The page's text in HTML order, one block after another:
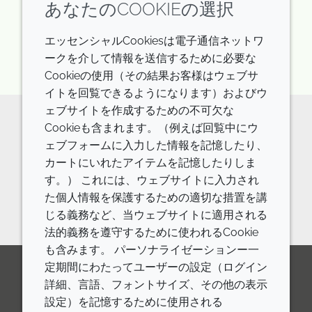
ログイン/登録
原料の詳細やご相談などはお気軽に
お問い合わせください。
お問い合わせフォーム
LinkedInYoutubeLine
あなたのCOOKIEの選択
エッセンシャルCookiesは電子通信ネットワ
ークを介して情報を送信するために必要な
Cookieの使用（その結果お客様はウェブサ
イトを回覧できるようになります）およびウ
ェブサイトを作成するための不可欠な
Cookieも含まれます。（例えば回覧中にウ
ェブフォームに入力した情報を記憶したり、
カートにいれたアイテムを記憶したりしま
す。） これには、ウェブサイトに入力され
た個人情報を保護するための適切な措置を講
じる義務など、当ウェブサイトに適用される
法的義務を遵守するために使われるCookie
も含みます。 パーソナライゼーションー一
定期間にわたってユーザーの設定（ログイン
詳細、言語、フォントサイズ、その他の表示
設定）を記憶するために使用される